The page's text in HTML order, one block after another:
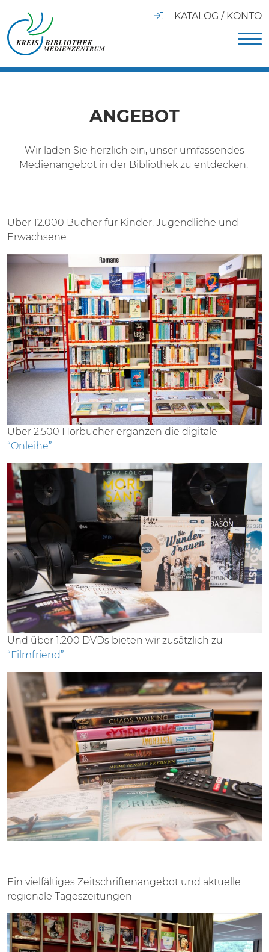
KATALOG / KONTO
ANGEBOT
Wir laden Sie herzlich ein, unser umfassendes
Medienangebot in der Bibliothek zu entdecken.
Über 12.000 Bücher für Kinder, Jugendliche und
Erwachsene
Über 2.500 Hörbücher ergänzen die digitale
“Onleihe”
Und über 1.200 DVDs bieten wir zusätzlich zu
“Filmfriend”
Ein vielfältiges Zeitschriftenangebot und aktuelle
regionale Tageszeitungen